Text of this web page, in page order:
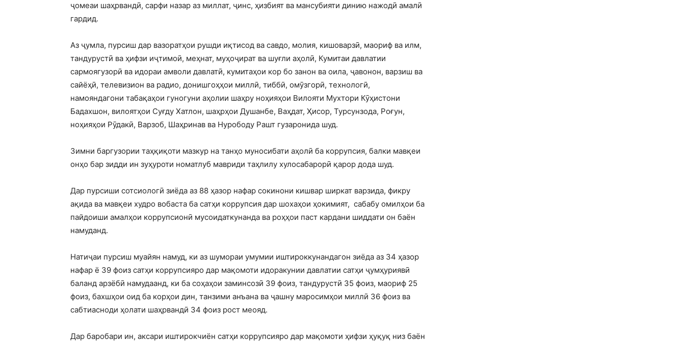
ҷомеаи шаҳрвандӣ, сарфи назар аз миллат, ҷинс, ҳизбият ва мансубияти динию нажодӣ амалӣ
гардид.
Аз ҷумла, пурсиш дар вазоратҳои рушди иқтисод ва савдо, молия, кишоварзӣ, маориф ва илм,
тандурустӣ ва ҳифзи иҷтимоӣ, меҳнат, муҳоҷират ва шуғли аҳолӣ, Кумитаи давлатии
сармоягузорӣ ва идораи амволи давлатӣ, кумитаҳои кор бо занон ва оила, ҷавонон, варзиш ва
сайёҳӣ, телевизион ва радио, донишгоҳҳои миллӣ, тиббӣ, омӯзгорӣ, технологӣ,
намояндагони табақаҳои гуногуни аҳолии шаҳру ноҳияҳои Вилояти Мухтори Кӯҳистони
Бадахшон, вилоятҳои Суғду Хатлон, шаҳрҳои Душанбе, Ваҳдат, Ҳисор, Турсунзода, Роғун,
ноҳияҳои Рӯдакӣ, Варзоб, Шаҳринав ва Нурободу Рашт гузаронида шуд.
Зимни баргузории таҳқиқоти мазкур на танҳо муносибати аҳолӣ ба коррупсия, балки мавқеи
онҳо бар зидди ин зуҳуроти номатлуб мавриди таҳлилу хулосабарорӣ қарор дода шуд.
Дар пурсиши сотсиологӣ зиёда аз 88 ҳазор нафар сокинони кишвар ширкат варзида, фикру
ақида ва мавқеи худро вобаста ба сатҳи коррупсия дар шохаҳои ҳокимият, сабабу омилҳои ба
пайдоиши амалҳои коррупсионӣ мусоидаткунанда ва роҳҳои паст кардани шиддати он баён
намуданд.
Натиҷаи пурсиш муайян намуд, ки аз шумораи умумии иштироккунандагон зиёда аз 34 ҳазор
нафар ё 39 фоиз сатҳи коррупсияро дар мақомоти идоракунии давлатии сатҳи ҷумҳуриявӣ
баланд арзёбӣ намудаанд, ки ба соҳаҳои заминсозӣ 39 фоиз, тандурустӣ 35 фоиз, маориф 25
фоиз, бахшҳои оид ба корҳои дин, танзими анъана ва ҷашну маросимҳои миллӣ 36 фоиз ва
сабтиасноди ҳолати шаҳрвандӣ 34 фоиз рост меояд.
Дар баробари ин, аксари иштирокчиён сатҳи коррупсияро дар мақомоти ҳифзи ҳуқуқ низ баён